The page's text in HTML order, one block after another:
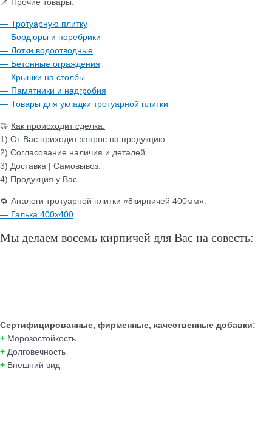
📌 Прочие товары:
— Тротуарную плитку
— Бордюры и поребрики
— Лотки водоотводные
— Бетонные ограждения
— Крышки на столбы
— Памятники и надгробия
— Товары для укладки тротуарной плитки
🤝 Как происходит сделка:
1) От Вас приходит запрос на продукцию.
2) Согласование наличия и деталей.
3) Доставка | Самовывоз.
4) Продукция у Вас.
🔁 Аналоги тротуарной плитки «8кирпичей 400мм»:
— Галька 400х400
Мы делаем восемь кирпичей для Вас на совесть:
Сертифицированные, фирменные, качественные добавки:
+ Морозостойкость
+ Долговечность
+ Внешний вид